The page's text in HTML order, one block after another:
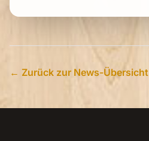
← Zurück zur News-Übersicht